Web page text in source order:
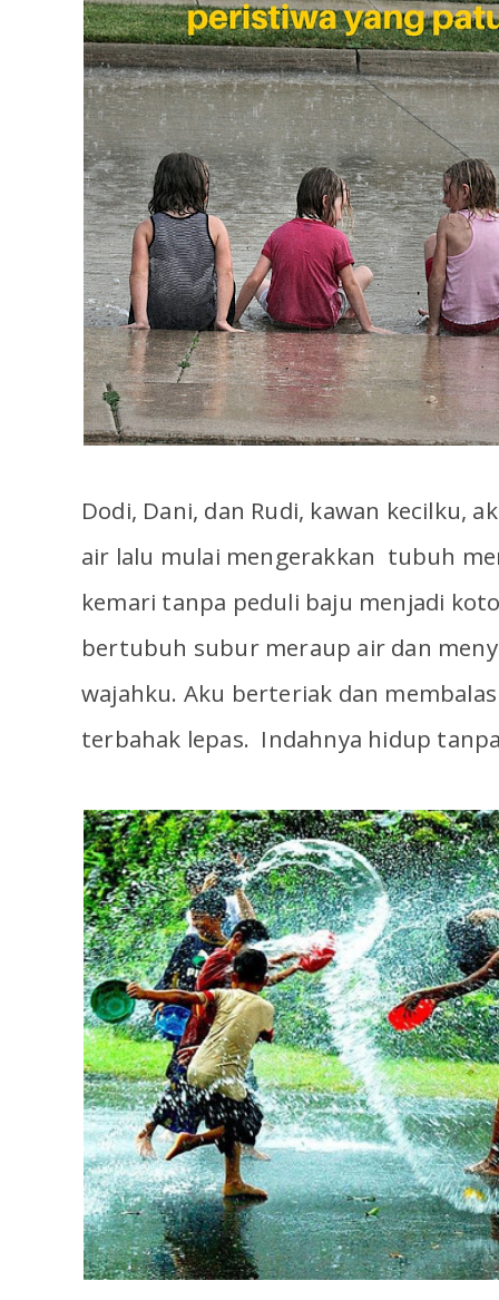
Dodi, Dani, dan Rudi, kawan kecilku,
air lalu mulai mengerakkan tubuh
kemari tanpa peduli baju menjadi
bertubuh subur meraup air dan
wajahku. Aku berteriak dan
terbahak lepas. Indahnya hidup